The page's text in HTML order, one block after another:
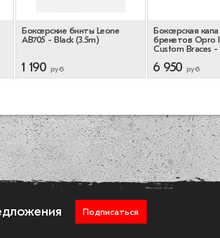
Боксерские бинты Leone
AB705 - Black (3.5m)
1 190 руб
Боксерская
брекетов Opro
Custom Braces
6 950 руб
Подписаться